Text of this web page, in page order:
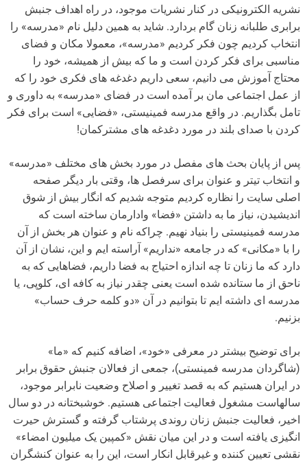
نشریه الکترونیکی در کنار نشریات موجود، در راه اهداف جنبش
برابری طلبانه زنان گام بردارد. شاید به همین دلیل نام «مدرسه» را
انتخاب کردیم چون فکر کردیم «مدرسه»، معمولا مکان و فضای
مناسبی برای فکر کردن است و ما که بیش از همیشه، خود را
محتاج آموزش می دانیم، سعی داریم دغدغه های فکری خود را که
از عمل اجتماعی مان بر آمده است در فضای «مدرسه» به داوری و
تامل بگذاریم. در واقع مدرسه فمینیستی، «فضایی» است برای فکر
کردن با صدای بلند در مورد دغدغه های مشترکمان!
پس از پایان بحث های مفصل در مورد بخش های مختلف «مدرسه»
و انتخاب تیتر و عنوان برای سرفصل ها، وقتی بار دیگر صفحه
اصلی سایت را نظاره کردیم متوجه شدیم که انگار بیش از شوق
اندیشیدن، نیاز ما به داشتن «فضا» وادارمان ساخته است که
مدرسه فمینیستی را بنیاد نهیم. چراکه نام و عنوان هر بخش از آن
را با «مکانی» که در جامعه «نداریم» آراسته ایم و این، نشان از آن
دارد که ما زنان تا چه اندازه احتیاج به فضا داریم، فضاهایی که به
ناحق از ما ستانده شده است یعنی چقدر نیاز به کافه ای، کلوپی، یا
مدرسه ای داشته ایم تا بتوانیم در آن «دو کلمه حرف حساب»
بزنیم.
برای توضیح بیشتر در معرفی «خود»، اضافه کنیم که «ما»
(شاگردان مدرسه فمینستی)، جمعی از فعالان جنبش حقوق برابر
در ایران هستیم که به قصد تغییر و اصلاح وضعیت نابرابر موجود،
سالهاست مشغول فعالیت اجتماعی هستیم. خوشبختانه در دو سال
اخیر، فعالیت جنبش زنان روندی پرشتاب گرفته و گسترش حیرت
انگیزی یافته است و در این میان نقش «کمپین یک میلیون امضاء»
نقشی تعیین کننده و غیرقابل انکار است، این را به عنوان کنشگران